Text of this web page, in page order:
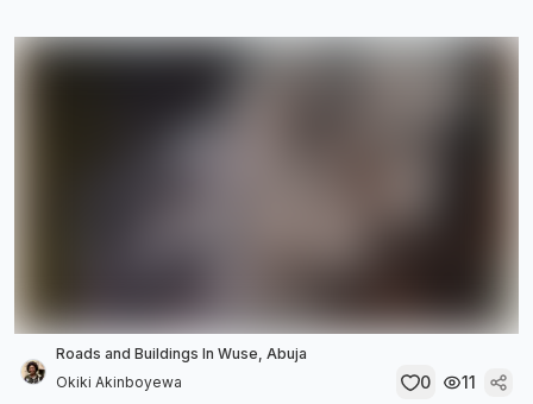
Roads and Buildings In Wuse, Abuja
Okiki Akinboyewa
0 11